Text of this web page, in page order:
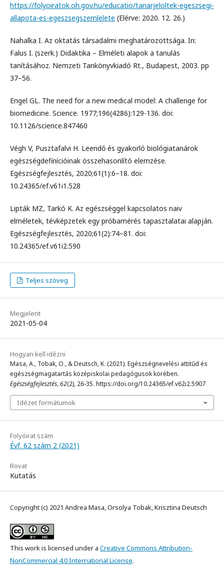
https://folyoiratok.oh.gov.hu/educatio/tanarjeloltek-egeszsegi-
allapota-es-egeszsegszemlelete (Elérve: 2020. 12. 26.)
Nahalka I. Az oktatás társadalmi meghatározottsága. In:
Falus I. (szerk.) Didaktika – Elméleti alapok a tanulás
tanításához. Nemzeti Tankönyvkiadó Rt., Budapest, 2003. pp
37–56.
Engel GL. The need for a new medical model: A challenge for
biomedicine. Science. 1977;196(4286):129-136. doi:
10.1126/science.847460
Végh V, Pusztafalvi H. Leendő és gyakorló biológiatanárok
egészségdefinícióinak összehasonlító elemzése.
Egészségfejlesztés, 2020;61(1):6–18. doi:
10.24365/ef.v61i1.528
Lipták MZ, Tarkó K. Az egészséggel kapcsolatos naiv
elméletek, tévképzetek egy próbamérés tapasztalatai alapján.
Egészségfejlesztés, 2020;61(2):74–81. doi:
10.24365/ef.v61i2.590
Teljes szöveg
Megjelent
2021-05-04
Hogyan kell idézni
Masa, A., Tobak, O., & Deutsch, K. (2021). Egészségnevelési attitűd és
egészségmagatartás középiskolai pedagógusok körében.
Egészségfejlesztés,62(2), 26-35. https://doi.org/10.24365/ef.v62i2.5907
Idézet formátumok
Folyóirat szám
Évf. 62 szám 2 (2021)
Rovat
Kutatás
Copyright (c) 2021 Andrea Masa, Orsolya Tobak, Krisztina Deutsch
This work is licensed under a Creative Commons Attribution-
NonCommercial 4.0 International License.